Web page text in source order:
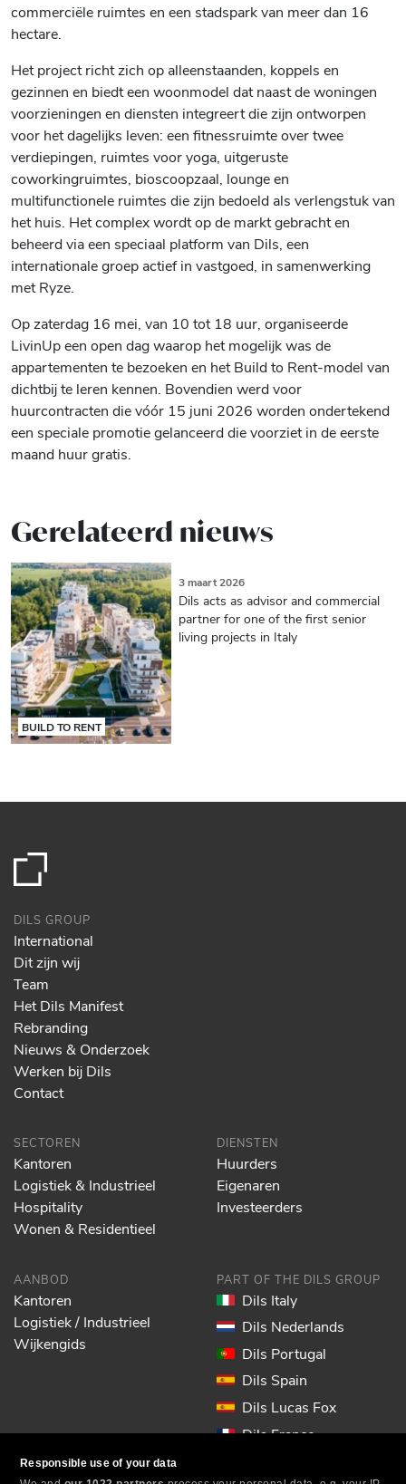
Responsible use of your data
commerciële ruimtes en een stadspark van meer dan 16
hectare.
Het project richt zich op alleenstaanden, koppels en
gezinnen en biedt een woonmodel dat naast de woningen
voorzieningen en diensten integreert die zijn ontworpen
voor het dagelijks leven: een fitnessruimte over twee
verdiepingen, ruimtes voor yoga, uitgeruste
coworkingruimtes, bioscoopzaal, lounge en
multifunctionele ruimtes die zijn bedoeld als verlengstuk van
het huis. Het complex wordt op de markt gebracht en
beheerd via een speciaal platform van Dils, een
internationale groep actief in vastgoed, in samenwerking
met Ryze.
Op zaterdag 16 mei, van 10 tot 18 uur, organiseerde
LivinUp een open dag waarop het mogelijk was de
appartementen te bezoeken en het Build to Rent-model van
dichtbij te leren kennen. Bovendien werd voor
huurcontracten die vóór 15 juni 2026 worden ondertekend
een speciale promotie gelanceerd die voorziet in de eerste
maand huur gratis.
Gerelateerd nieuws
BUILD TO RENT
3 maart 2026
Dils acts as advisor and commercial
partner for one of the first senior
living projects in Italy
DILS GROUP
International
Dit zijn wij
Team
Het Dils Manifest
Rebranding
Nieuws & Onderzoek
Werken bij Dils
Contact
SECTOREN
Kantoren
Logistiek & Industrieel
Hospitality
Wonen & Residentieel
DIENSTEN
Huurders
Eigenaren
Investeerders
AANBOD
Kantoren
Logistiek / Industrieel
Wijkengids
PART OF THE DILS GROUP
Dils Italy
Dils Nederlands
Dils Portugal
Dils Spain
Dils Lucas Fox
Dils France